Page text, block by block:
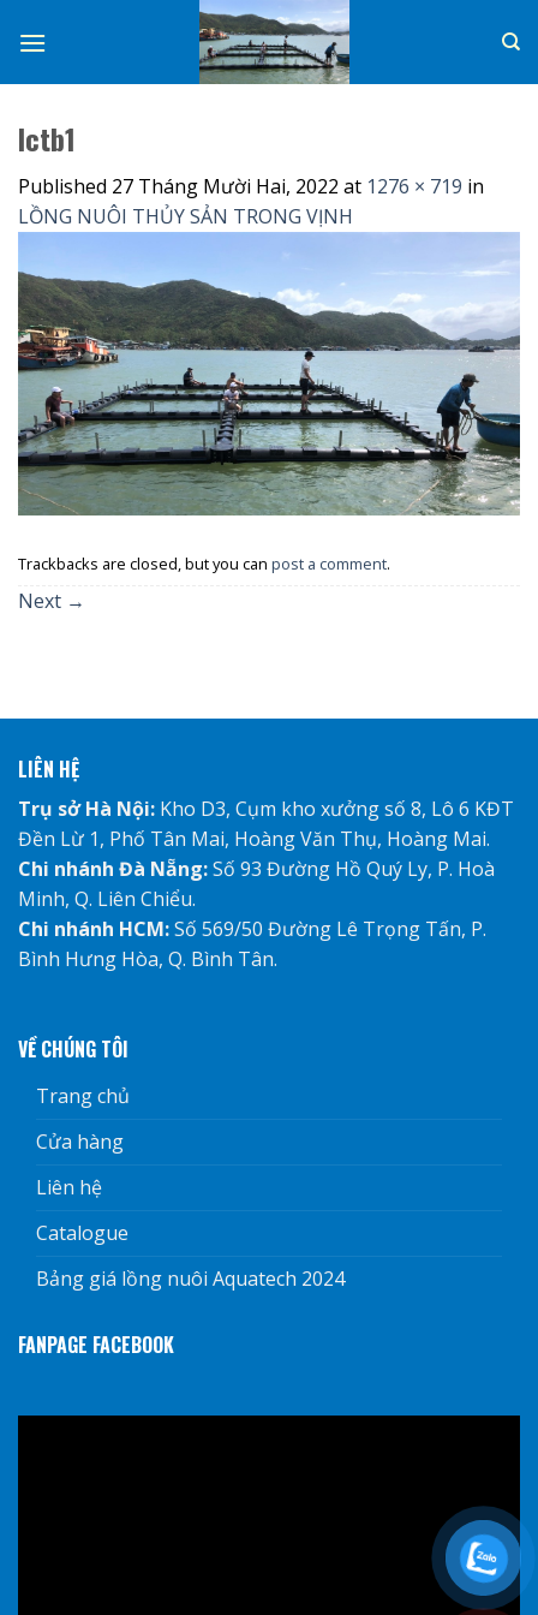
lctb1
Published 27 Tháng Mười Hai, 2022 at 1276 × 719 in
LỒNG NUÔI THỦY SẢN TRONG VỊNH
Trackbacks are closed, but you can post a comment.
Next →
LIÊN HỆ
Trụ sở Hà Nội: Kho D3, Cụm kho xưởng số 8, Lô 6 KĐT
Đền Lừ 1, Phố Tân Mai, Hoàng Văn Thụ, Hoàng Mai.
Chi nhánh Đà Nẵng:Số 93 Đường Hồ Quý Ly, P. Hoà
Minh, Q. Liên Chiểu.
Chi nhánh HCM:Số 569/50 Đường Lê Trọng Tấn, P.
Bình Hưng Hòa, Q. Bình Tân.
VỀ CHÚNG TÔI
Trang chủ
Cửa hàng
Liên hệ
Catalogue
Bảng giá lồng nuôi Aquatech 2024
FANPAGE FACEBOOK